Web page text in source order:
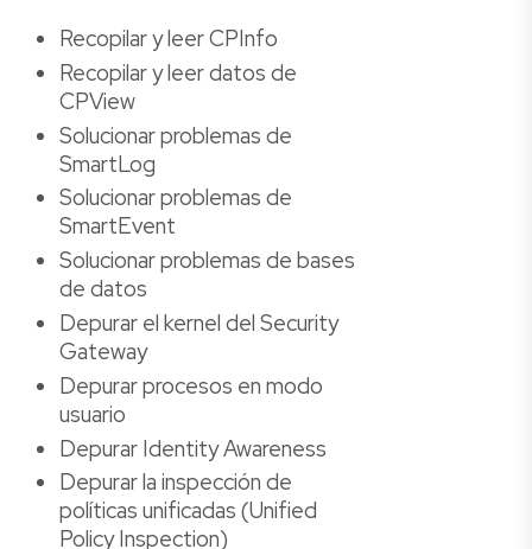
Recopilar y leer CPInfo
Recopilar y leer datos de
CPView
Solucionar problemas de
SmartLog
Solucionar problemas de
SmartEvent
Solucionar problemas de bases
de datos
Depurar el kernel del Security
Gateway
Depurar procesos en modo
usuario
Depurar Identity Awareness
Depurar la inspección de
políticas unificadas (Unified
Policy Inspection)